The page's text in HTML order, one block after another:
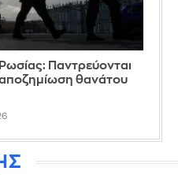
Παντρεύονται
θανάτου